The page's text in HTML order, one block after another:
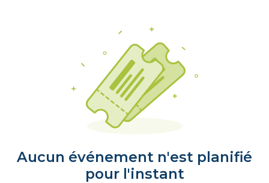
Aucun événement n'est planifié
pour l'instant